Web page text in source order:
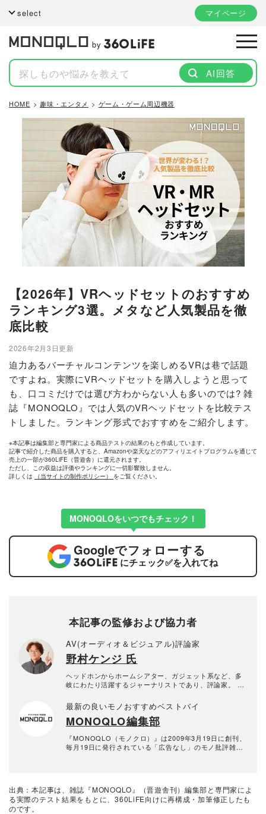
select マイページ
by
AI回答
HOME 趣味・エンタメ ゲーム・ゲーム周辺機器
【2026年】VRヘッドセットのおすすめ
ランキング3選。メタなど人気製品を徹
底比較
2026年2月3日更新
迫力あるバーチャルコンテンツを楽しめるVRは巷で話題
ですよね。実際にVRヘッドセットを購入しようと思って
も、口コミだけでは選び方わからない人も多いのでは? 雑
誌『MONOQLO』では人気のVRヘッドセットを比較テス
トしました。ランキング形式でおすすめをご紹介します。
※本記事は編集部と専門家による商品テストの結果のもと作成しています。
記事で紹介した商品を購入すると、Amazonや楽天などのアフィリエイトプログラムを通じて
売上の一部が360LiFE（晋遊舎）に還元されます。
ただし、この収益は評価やランキングに一切影響致しません。
詳しくは
（当サイトの制作ポリシー） をご覧ください。
MONOQLOをいつでもチェック！
Googleでフォローする
にチェック✅を入れてね
本記事の監修および協力者
AV(オーディオ＆ビジュアル)評論家
野村ケンジ 氏
ヘッドホンからホームシアター、ガジェット系など、多
岐にわたり活躍するジャーナリストであり、評論家。 特
主軸に、VGPライフスタイル審査委員やヘッドフォンブ
ック・アワード審査員として年間300製品以上の新製品を
10年以上にわたり試聴し続けている。 専門誌やWEBメデ
ィアへのレビュー記事執筆に加え、TBSテレビ『開運音
楽堂』やFMラジオ『ふわっと』に出演歴があり、YouTu
be「ノムケンLabチャンネル」運営やイベント主催な
最新の良いモノおすすめベストバイ
MONOQLO編集部
『MONOQLO（モノクロ）』は2009年3月19日に創刊、
毎月19日に発行されている「広告なし」のモノ批評雑誌
に良いモノ」だけを厳選して紹介。編集長・山田和樹を
中心に、11名以上の編集体制で日々の検証・記事制作を
出典：本記事は、雑誌『MONOQLO』（晋遊舎刊）編集部と専門家によ
る実際のテスト結果をもとに、360LiFE向けに再構成・加筆修正したも
のです。